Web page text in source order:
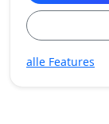
alle Features